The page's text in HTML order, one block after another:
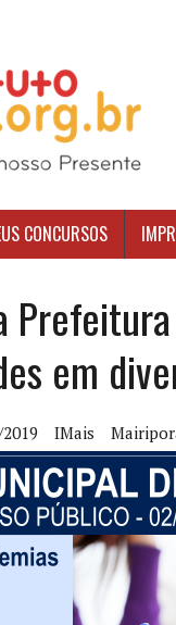
CONCURSOS
em
IMais